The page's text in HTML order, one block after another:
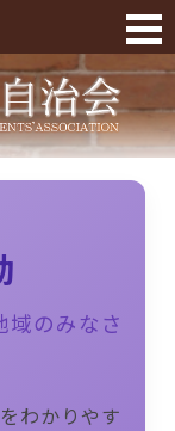
のみなさ
わかりやす